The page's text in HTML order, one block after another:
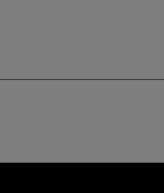
page:channel: